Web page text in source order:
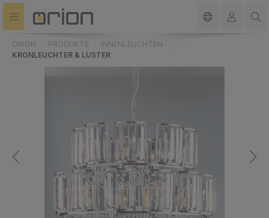
springen
ORION PRODUKTE
INNENLEUCHTEN
KRONLEUCHTER & LUSTER